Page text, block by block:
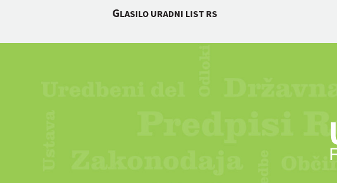
GLASILO URADNI LIST RS